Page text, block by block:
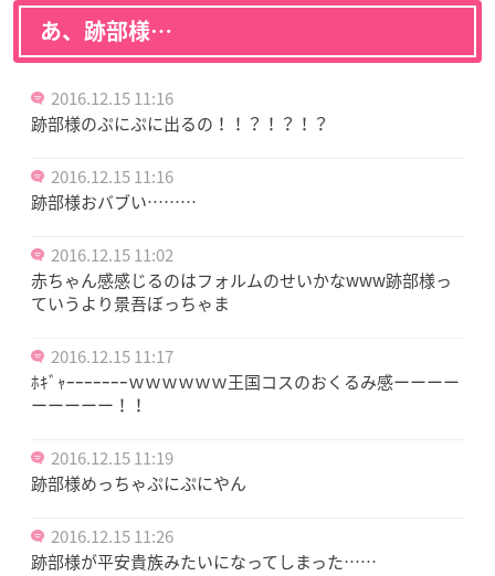
あ、跡部様…
2016.12.15 11:16
跡部様のぷにぷに出るの！！？！？！？
2016.12.15 11:16
跡部様おバブい………
2016.12.15 11:02
赤ちゃん感感じるのはフォルムのせいかなwww跡部様っ
ていうより景吾ぼっちゃま
2016.12.15 11:17
ﾎｷﾞｬｰｰｰｰｰｰｰｗｗｗｗｗｗ王国コスのおくるみ感ーーーー
ーーーーー！！
2016.12.15 11:19
跡部様めっちゃぷにぷにやん
2016.12.15 11:26
跡部様が平安貴族みたいになってしまった……